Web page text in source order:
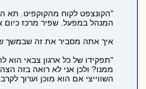
"הקונצפט לקוח מהקוקפיט. תא
המנהל במפעל. שפיר מרכז כיום
איך אתה מסביר את זה שבמשך
"תפקידו של כל ארגון צבאי
ממנו? ולכן אני לא רואה בזה
השווייצי אם הוא מוכן וערוך